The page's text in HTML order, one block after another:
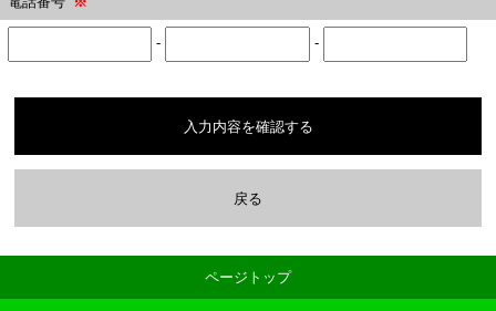
- -
入力内容を確認する
戻る
ページトップ